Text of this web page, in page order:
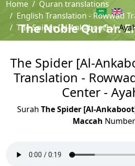
The Noble Qur'an
Home
Quran translations
English Translation - Rowwad
The Spider [Al-Ankaboot]
The Spider [Al-
Translation -
Center -
Surah The Spider [Al-
Maccah Number